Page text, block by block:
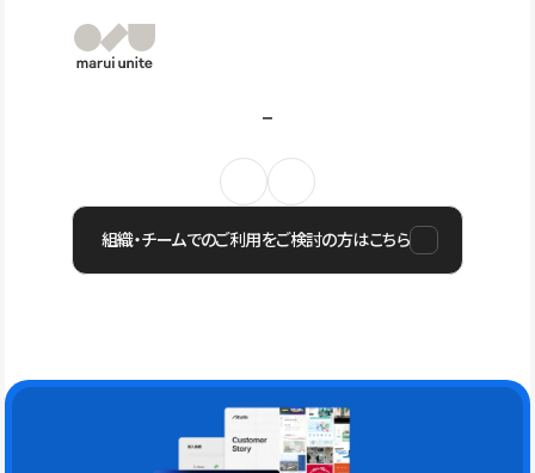
組織・チームでのご利用をご検討の方はこちら